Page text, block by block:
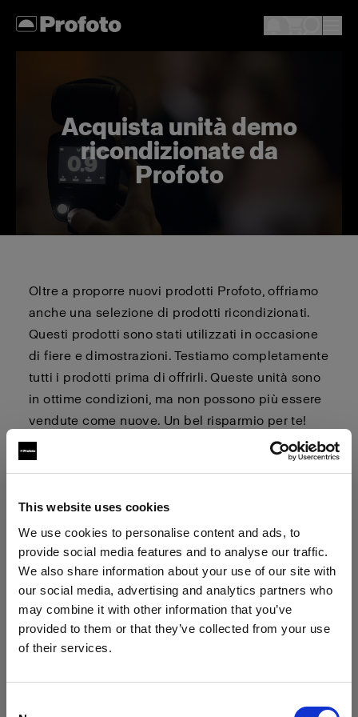
This website uses cookies
We use cookies to personalise content and ads, to
provide social media features and to analyse our traffic.
We also share information about your use of our site with
our social media, advertising and analytics partners who
may combine it with other information that you’ve
provided to them or that they’ve collected from your use
of their services.
Aggiornare la tua location?
Acquista unità demo
ricondizionate da
Profoto
Oltre a proporre nuovi prodotti Profoto, offriamo
anche una selezione di prodotti ricondizionati.
Questi prodotti sono stati utilizzati in occasione
di fiere e dimostrazioni. Testiamo completamente
tutti i prodotti prima di offrirli. Queste unità sono
in ottime condizioni, ma non possono più essere
vendute come nuove. Un bel risparmio per te!
I prodotti sono venduti in kit con accessori quali
prodotti per vedere cosa è incluso nel kit.
La vendita di unità demo è definitiva.
Non si accettano resi.
Per acquistare, fai clic sul pulsante Acquista per
il rispettivo prodotto. Lo sconto verrà aggiunto
TI preghiamo di prendere nota del fatto che i